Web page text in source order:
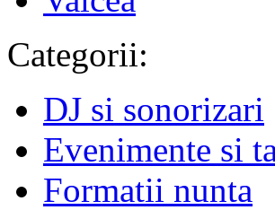
Categorii:
DJ si sonorizari
Evenimente si
Formatii nunta